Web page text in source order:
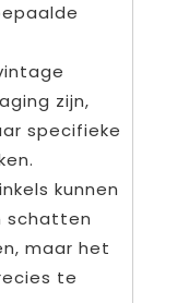
zijn,
specifieke
kunnen
schatten
maar het
te